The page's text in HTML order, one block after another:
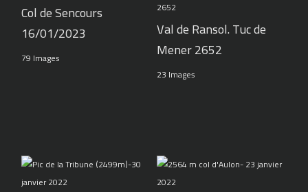
Col de Sencours
16/01/2023
79 Images
Val de Ransol. Tuc de
Mener 2652
23 Images